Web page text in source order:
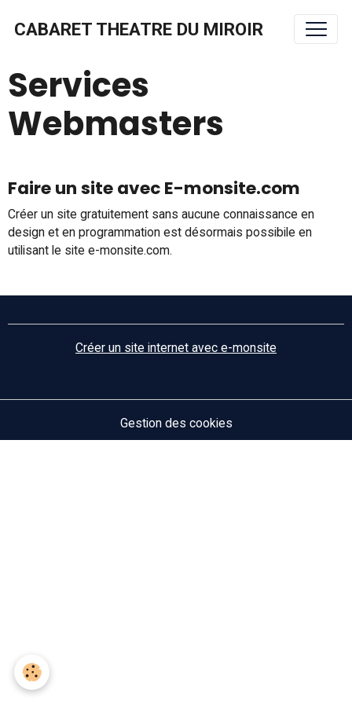
CABARET THEATRE DU MIROIR
Services
Webmasters
Faire un site avec E-monsite.com
Créer un site gratuitement sans aucune connaissance en
design et en programmation est désormais possibile en
utilisant le site e-monsite.com.
Créer un site internet avec e-monsite
Gestion des cookies